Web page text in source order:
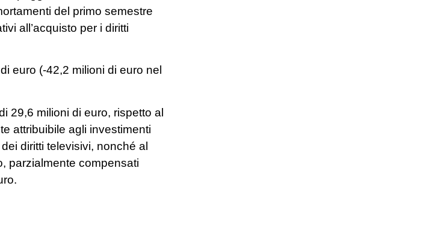
del primo semestre
all’acquisto per i diritti
euro (-42,2 milioni di euro nel
29,6 milioni di euro, rispetto al
attribuibile agli investimenti
diritti televisivi, nonché al
parzialmente compensati